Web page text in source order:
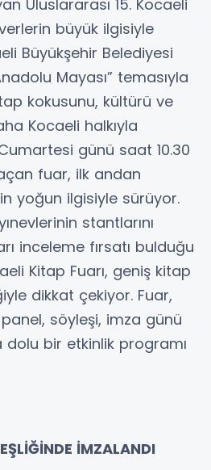
Uluslararası 15. Kocaeli
büyük ilgisiyle
Büyükşehir Belediyesi
Mayası” temasıyla
kokusunu, kültürü ve
Kocaeli halkıyla
günü saat 10.30
fuar, ilk andan
yoğun ilgisiyle sürüyor.
stantlarını
inceleme fırsatı bulduğu
Kitap Fuarı, geniş kitap
dikkat çekiyor. Fuar,
söyleşi, imza günü
bir etkinlik programı
İMZALANDI